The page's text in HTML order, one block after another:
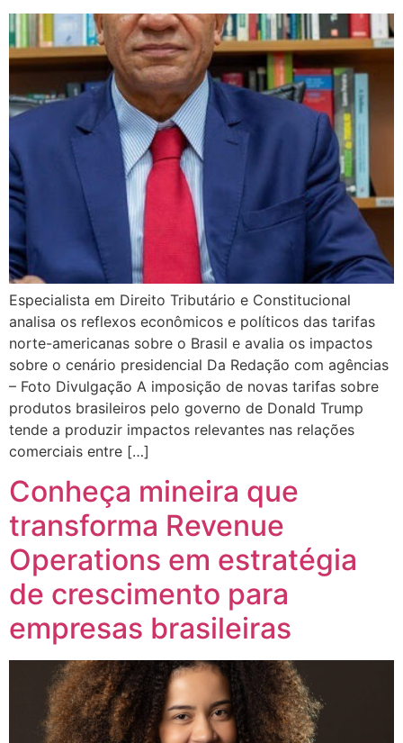
Especialista em Direito Tributário e Constitucional
analisa os reflexos econômicos e políticos das tarifas
norte-americanas sobre o Brasil e avalia os impactos
sobre o cenário presidencial Da Redação com agências
– Foto Divulgação A imposição de novas tarifas sobre
produtos brasileiros pelo governo de Donald Trump
tende a produzir impactos relevantes nas relações
comerciais entre […]
Conheça mineira que
transforma Revenue
Operations em estratégia
de crescimento para
empresas brasileiras